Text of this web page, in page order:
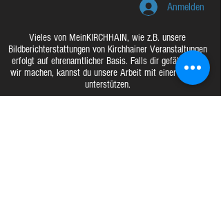
Anmelden
Vieles von MeinKIRCHHAIN, wie z.B. unsere
Bildberichterstattungen von Kirchhainer Veranstaltungen
erfolgt auf ehrenamtlicher Basis. Falls dir gefällt, was
wir machen, kannst du unsere Arbeit mit einer Spende
unterstützen.